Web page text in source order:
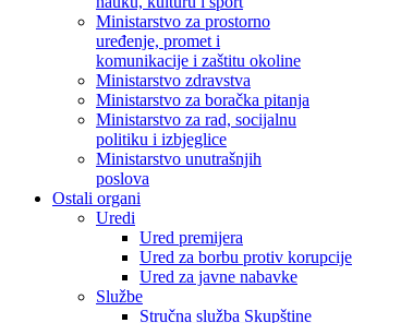
Ministarstvo za prostorno
uređenje, promet i
komunikacije i zaštitu okoline
Ministarstvo zdravstva
Ministarstvo za boračka pitanja
Ministarstvo za rad, socijalnu
politiku i izbjeglice
Ministarstvo unutrašnjih
poslova
Ostali organi
Uredi
Ured premijera
Ured za borbu protiv korupcije
Ured za javne nabavke
Službe
Stručna služba Skupštine